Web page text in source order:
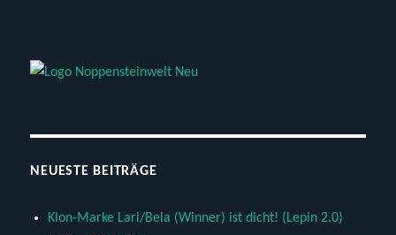
NEUESTE BEITRÄGE
Klon-Marke Lari/Bela (Winner) ist dicht! (Lepin 2.0)